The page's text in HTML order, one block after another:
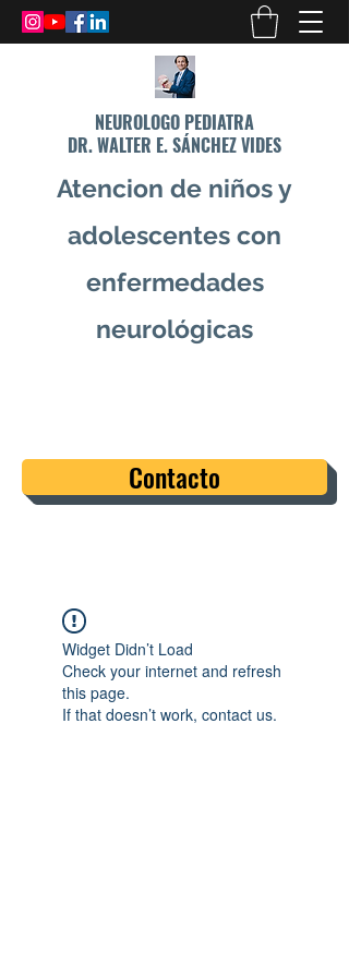
NEUROLOGO PEDIATRA
DR. WALTER E. SÁNCHEZ VIDES
Atencion de niños y
adolescentes con
enfermedades
neurológicas
Contacto
Widget Didn’t Load
Check your internet and refresh
this page.
If that doesn’t work, contact us.